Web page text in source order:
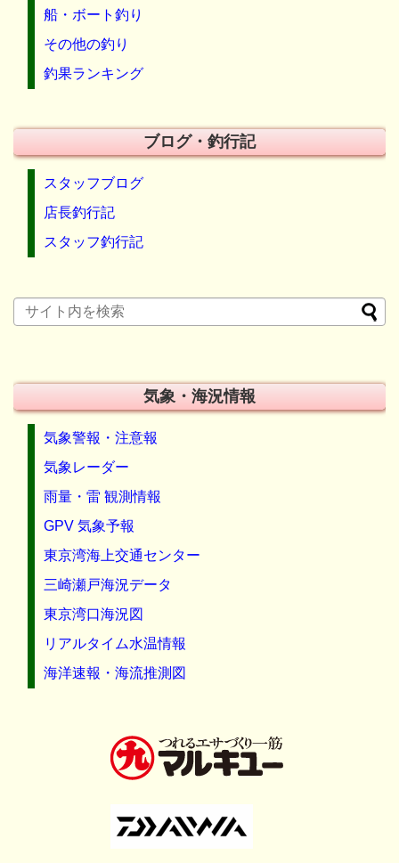
船・ボート釣り
その他の釣り
釣果ランキング
ブログ・釣行記
スタッフブログ
店長釣行記
スタッフ釣行記
気象・海況情報
気象警報・注意報
気象レーダー
雨量・雷 観測情報
GPV 気象予報
東京湾海上交通センター
三崎瀬戸海況データ
東京湾口海況図
リアルタイム水温情報
海洋速報・海流推測図